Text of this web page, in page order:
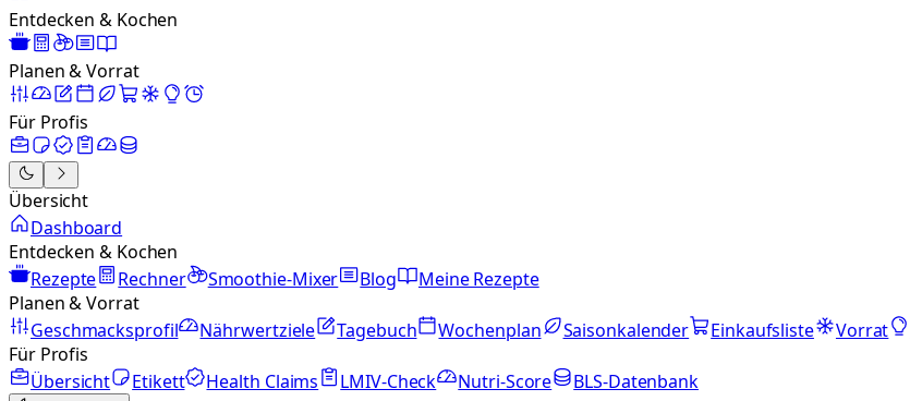
Entdecken & Kochen
Planen & Vorrat
Für Profis
Übersicht
Dashboard
Entdecken & Kochen
Rezepte
Rechner Smoothie-Mixer Blog
Meine Rezepte
Planen & Vorrat
Geschmacksprofil
Nährwertziele Tagebuch Wochenplan Saisonkalender Einkaufsliste Vorrat
Für Profis
Übersicht
Etikett Health Claims LMIV-Check Nutri-Score BLS-Datenbank